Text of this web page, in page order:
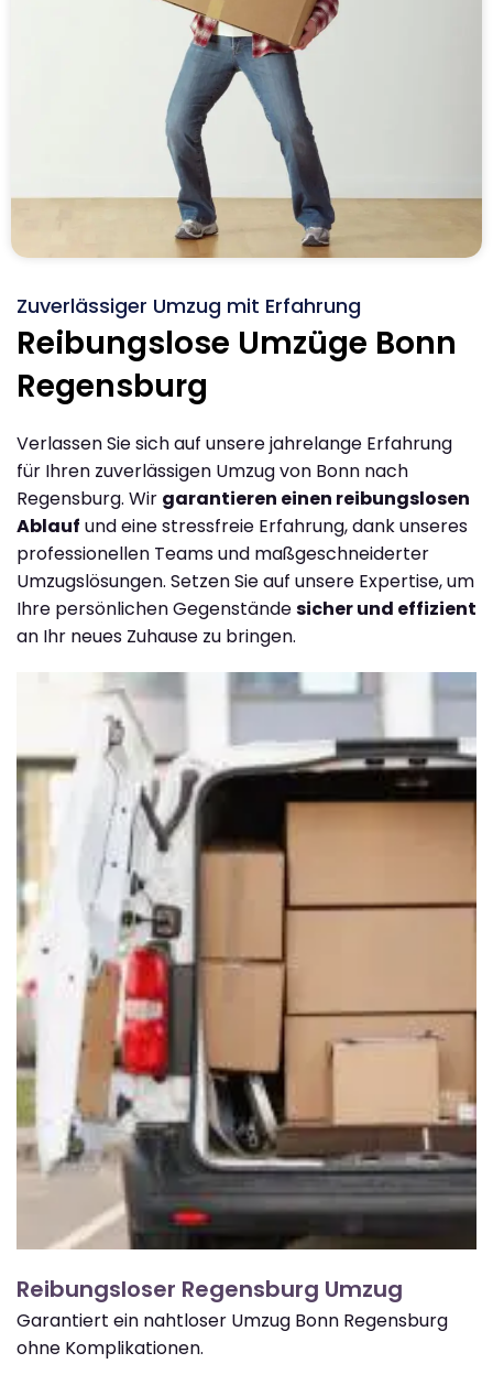
Zuverlässiger Umzug mit Erfahrung
Reibungslose Umzüge Bonn
Regensburg
Verlassen Sie sich auf unsere jahrelange Erfahrung
für Ihren zuverlässigen Umzug von Bonn nach
Regensburg. Wir garantieren einen reibungslosen
Ablauf und eine stressfreie Erfahrung, dank unseres
professionellen Teams und maßgeschneiderter
Umzugslösungen. Setzen Sie auf unsere Expertise, um
Ihre persönlichen Gegenständesicher und effizient
an Ihr neues Zuhause zu bringen.
Reibungsloser Regensburg Umzug
Garantiert ein nahtloser Umzug Bonn Regensburg
ohne Komplikationen.